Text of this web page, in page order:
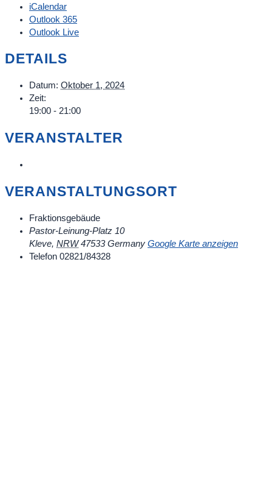
iCalendar
Outlook 365
Outlook Live
DETAILS
Datum: Oktober 1, 2024
Zeit:
19:00 - 21:00
VERANSTALTER
VERANSTALTUNGSORT
Fraktionsgebäude
Pastor-Leinung-Platz 10
Kleve, NRW 47533 Germany Google Karte anzeigen
Telefon 02821/84328